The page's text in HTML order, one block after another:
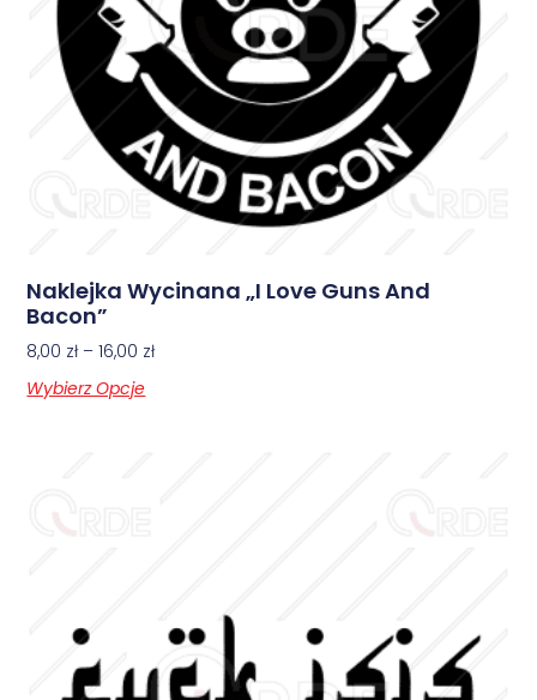
Naklejka Wycinana „I Love Guns And
Bacon”
8,00 zł – 16,00 zł
Wybierz Opcje